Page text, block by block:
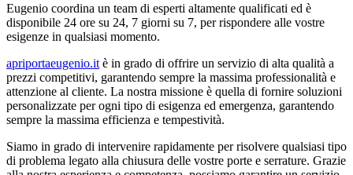
Eugenio coordina un team di esperti altamente qualificati ed è
disponibile 24 ore su 24, 7 giorni su 7, per rispondere alle vostre
esigenze in qualsiasi momento.
apriportaeugenio.it è in grado di offrire un servizio di alta qualità a
prezzi competitivi, garantendo sempre la massima professionalità e
attenzione al cliente. La nostra missione è quella di fornire soluzioni
personalizzate per ogni tipo di esigenza ed emergenza, garantendo
sempre la massima efficienza e tempestività.
Siamo in grado di intervenire rapidamente per risolvere qualsiasi tipo
di problema legato alla chiusura delle vostre porte e serrature. Grazie